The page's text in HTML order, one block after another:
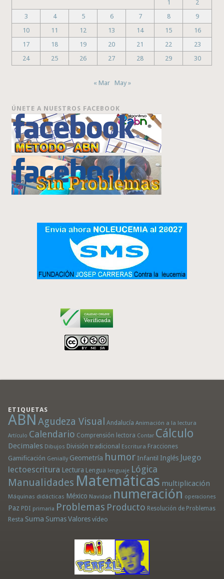
1
2
3
4 5 6 7 8
9
10
11 12 13 14 15
16
17
18 19 20 21 22
23
24
25 26 27 28 29 30
« Mar May »
ÚNETE A NUESTROS FACEBOOK
ETIQUETAS
ABN Agudeza Visual Andalucía Animación a la lectura
Artículo Calendario Comprensión lectora Contar Cálculo
Decimales Dibujos División tradicional Escritura Fracciones
Gamificación Genially Geometría humor Infantil Inglés Juego
lectoescritura Lectura Lengua lenguaje Lógica
Manualidades Matemáticas multiplicación
Máquinas didácticas México Navidad numeración operaciones
Paz PDI primaria Problemas Producto Resolución de Problemas
Resta Suma Sumas Valores vídeo